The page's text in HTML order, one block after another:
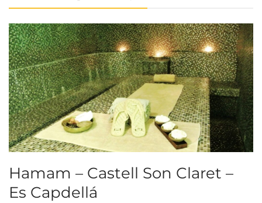
Hamam – Castell Son Claret –
Es Capdellá